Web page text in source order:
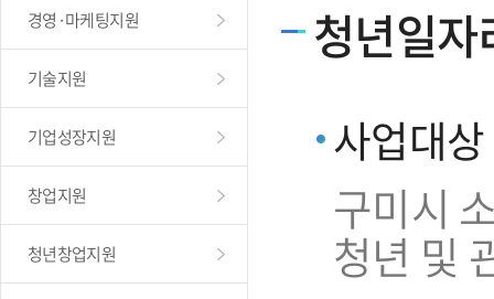
경영·마케팅지원
기술지원
기업성장지원
창업지원
청년창업지원
청년일
사업대상
구미시
청년 및